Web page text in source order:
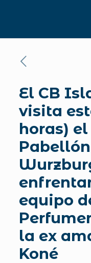
El CB
visita
horas)
equipo
la ex
Koné